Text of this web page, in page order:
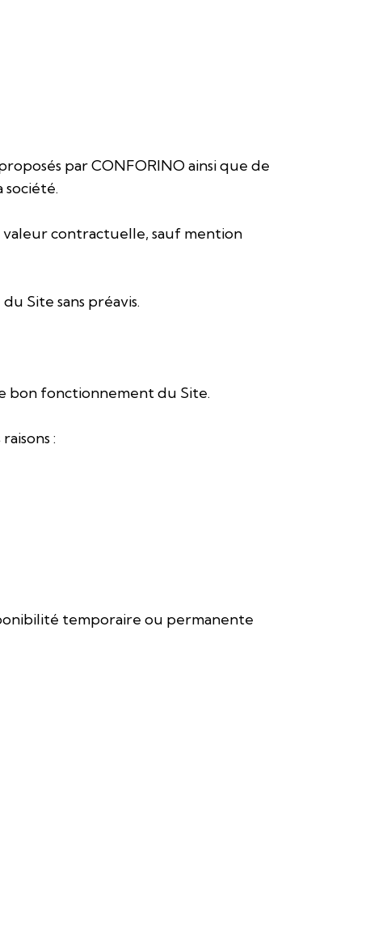
par CONFORINO ainsi que de
contractuelle, sauf mention
Site sans préavis.
bon fonctionnement du Site.
:
temporaire ou permanente